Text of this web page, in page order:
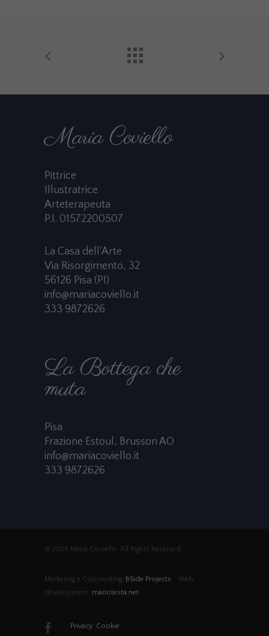
Maria Coviello
Pittrice
Illustratrice
Arteterapeuta
P.I. 01572200507
La Casa dell'Arte
Via Risorgimento, 32
56126 Pisa (PI)
info@mariacoviello.it
333 9872626
La Bottega che
muta
Pisa
Frazione Estoul, Brusson AO
info@mariacoviello.it
333 9872626
© 2026 Maria Coviello. All Rights Reserved.
Marketing e Copywriting: BSide Projects Web
development: mariotesta.net
Privacy Cookie